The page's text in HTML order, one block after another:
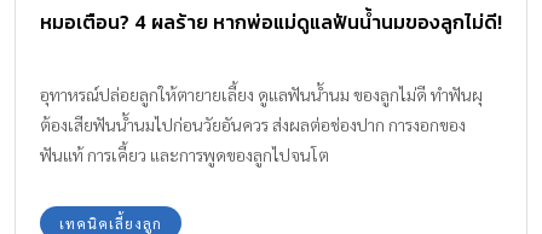
หมอเตือน? 4 ผลร้าย หากพ่อแม่ดูแลฟันน้ำนมของลูกไม่ดี!
อุทาหรณ์ปล่อยลูกให้ตายายเลี้ยง ดูแลฟันน้ำนม ของลูกไม่ดี ทำฟันผุ
ต้องเสียฟันน้ำนมไปก่อนวัยอันควร ส่งผลต่อช่องปาก การงอกของ
ฟันแท้ การเคี้ยว และการพูดของลูกไปจนโต
เทคนิคเลี้ยงลูก